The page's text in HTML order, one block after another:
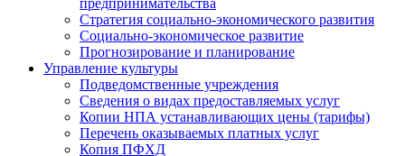
Стратегия социально-экономического развития
Социально-экономическое развитие
Прогнозирование и планирование
Управление культуры
Подведомственные учреждения
Сведения о видах предоставляемых услуг
Копии НПА устанавливающих цены (тарифы)
Перечень оказываемых платных услуг
Копия ПФХД